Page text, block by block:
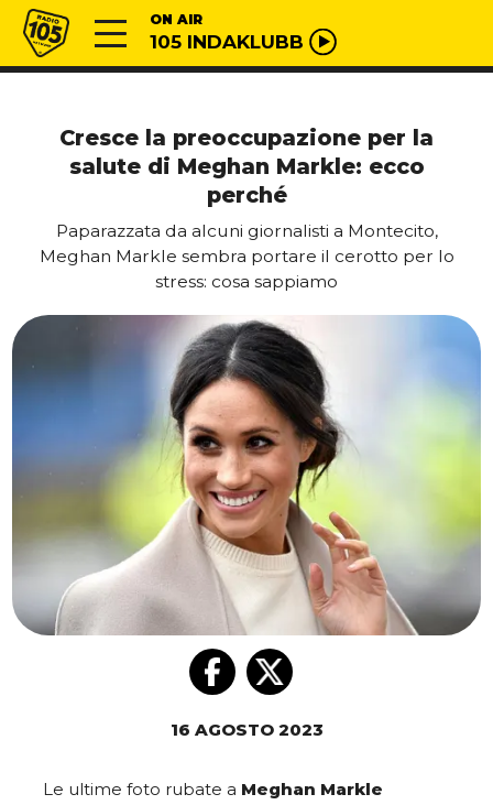
Vai al contenuto
Radio 105 ON AIR
105 INDAKLUBB
Cresce la preoccupazione per la
salute di Meghan Markle: ecco
perché
Paparazzata da alcuni giornalisti a Montecito,
Meghan Markle sembra portare il cerotto per lo
stress: cosa sappiamo
16 AGOSTO 2023
Le ultime foto rubate a Meghan Markle